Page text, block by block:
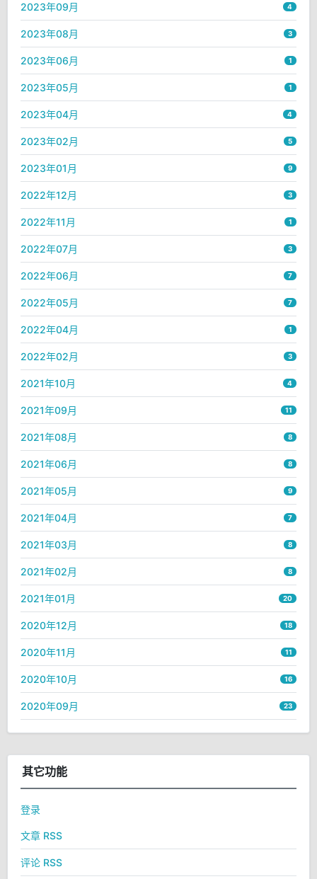
2023年09月 4
2023年08月 3
2023年06月 1
2023年05月 1
2023年04月 4
2023年02月 5
2023年01月 9
2022年12月 3
2022年11月 1
2022年07月 3
2022年06月 7
2022年05月 7
2022年04月 1
2022年02月 3
2021年10月 4
2021年09月 11
2021年08月 8
2021年06月 8
2021年05月 9
2021年04月 7
2021年03月 8
2021年02月 8
2021年01月 20
2020年12月 18
2020年11月 11
2020年10月 16
2020年09月 23
其它功能
登录
文章 RSS
评论 RSS